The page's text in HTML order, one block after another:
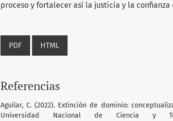
proceso y fortalecer así la justicia y la
PDF HTML
Referencias
Aguilar, C. (2022). Extinción de dominio:
Universidad Nacional de Ciencia y